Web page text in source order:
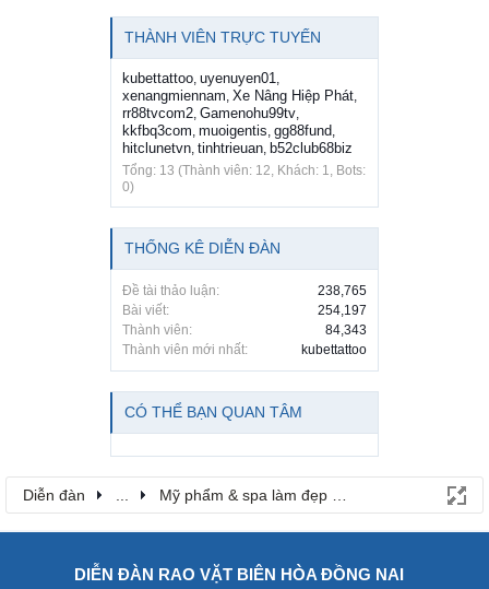
THÀNH VIÊN TRỰC TUYẾN
kubettattoo uyenuyen01
xenangmiennam Xe Nâng Hiệp Phát
rr88tvcom2 Gamenohu99tv
kkfbq3com muoigentis gg88fund
hitclunetvn tinhtrieuan b52club68biz
Tổng: 13 (Thành viên: 12, Khách: 1, Bots:
0)
THỐNG KÊ DIỄN ĐÀN
Đề tài thảo luận:
238,765
Bài viết:
254,197
Thành viên:
84,343
Thành viên mới nhất:
kubettattoo
CÓ THỂ BẠN QUAN TÂM
Diễn đàn Mỹ phẩm & spa làm đẹp tại Đồng Nai
DIỄN ĐÀN RAO VẶT BIÊN HÒA ĐỒNG NAI